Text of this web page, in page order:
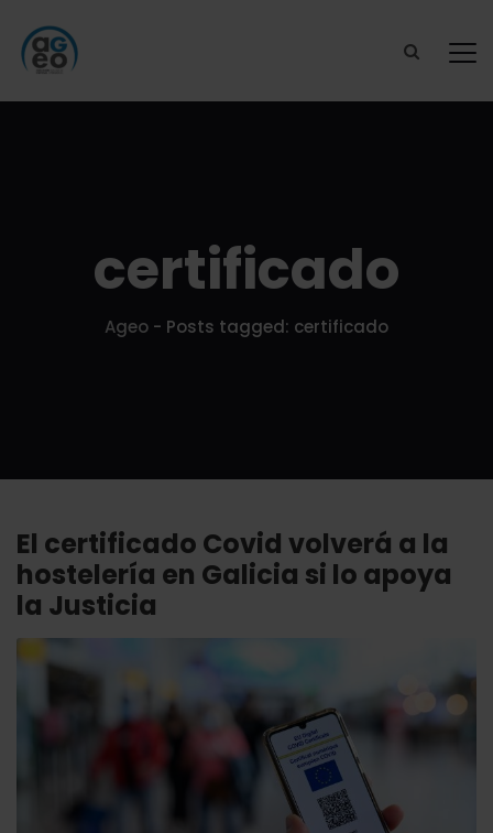
certificado
Ageo - Posts tagged: certificado
El certificado Covid volverá a la
hostelería en Galicia si lo apoya
la Justicia